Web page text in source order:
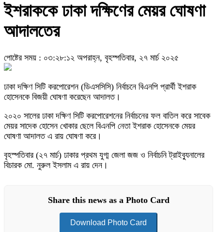
ইশরাককে ঢাকা দক্ষিণের মেয়র ঘোষণা
আদালতের
পোষ্টের সময় : ০৩:২৮:১২ অপরাহ্ন, বৃহস্পতিবার, ২৭ মার্চ ২০২৫
ঢাকা দক্ষিণ সিটি করপোরেশন (ডিএসসিসি) নির্বাচনে বিএনপি প্রার্থী ইশরাক
হোসেনকে বিজয়ী ঘোষণা করেছেন আদালত।
২০২০ সালের ঢাকা দক্ষিণ সিটি করপোরেশনের নির্বাচনের ফল বাতিল করে সাবেক
মেয়র সাদেক হোসেন খোকার ছেলে বিএনপি নেতা ইশরাক হোসেনকে মেয়র
ঘোষণা আদালত এ রায় ঘোষণা করে।
বৃহস্পতিবার (২৭ মার্চ) ঢাকার প্রথম যুগ্ম জেলা জজ ও নির্বাচনি ট্রাইব্যুনালের
বিচারক মো. নুরুল ইসলাম এ রায় দেন।
Share this news as a Photo Card
Download Photo Card